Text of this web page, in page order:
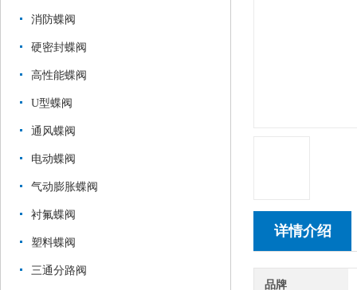
详情介绍
品牌
消防蝶阀
硬密封蝶阀
高性能蝶阀
U型蝶阀
通风蝶阀
电动蝶阀
气动膨胀蝶阀
衬氟蝶阀
塑料蝶阀
三通分路阀